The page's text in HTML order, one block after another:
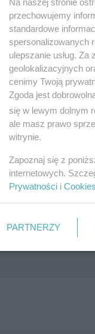
78
18
II 83
70
przechowujemy
standardowe
spersonalizowanych
ulepszanie usług.
geolokalizacyjnych
cenimy Twoją
Zgoda jest
się w lewym dolnym
ale masz prawo
witrynie.
Zapoznaj się z
internetowych.
Prywatności i Cookies
PARTNERZY